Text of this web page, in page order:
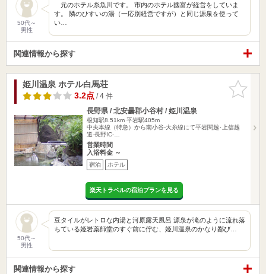
50代～
男性
元のホテル糸魚川です。 市内のホテル國富が経営をしていま
す。 隣のひすいの湯（一応別経営ですが）と同じ源泉を使って
い…
関連情報から探す
お気に入
りに追加
姫川温泉 ホテル白馬荘
3.2点/ 4 件
長野県 / 北安曇郡小谷村 / 姫川温泉
根知駅8.51km 平岩駅405m
中央本線（特急）から南小谷-大糸線にて平岩関越･上信越
道-長野IC-…
営業時間
入浴料金 ～
宿泊 ホテル
楽天トラベルの宿泊プランを見る
50代～
男性
豆タイルがレトロな内湯と河原露天風呂 源泉が滝のように流れ落
ちている姫岩薬師堂のすぐ前に佇む、姫川温泉のかなり鄙び…
関連情報から探す